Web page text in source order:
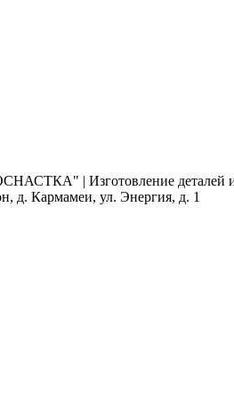
| Изготовление деталей и
д. Кармамеи, ул. Энергия, д. 1